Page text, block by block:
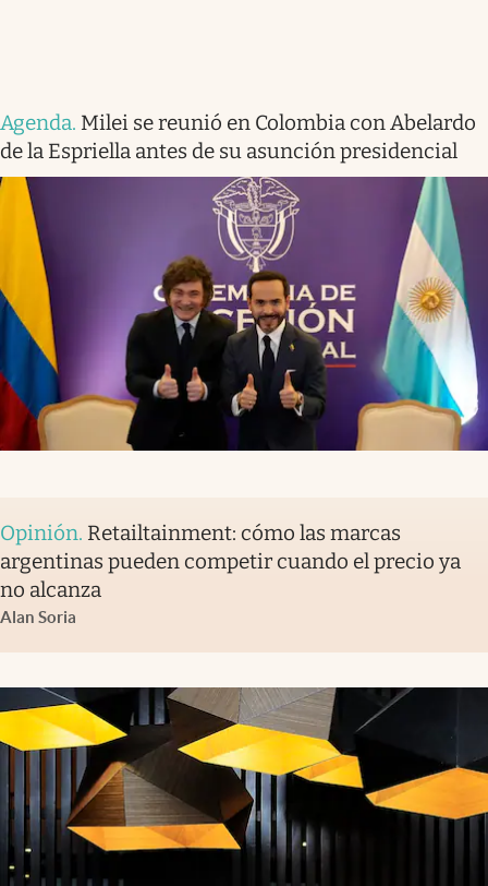
Agenda. Milei se reunió en Colombia con Abelardo
de la Espriella antes de su asunción presidencial
Opinión. Retailtainment: cómo las marcas
argentinas pueden competir cuando el precio ya
no alcanza
Alan Soria